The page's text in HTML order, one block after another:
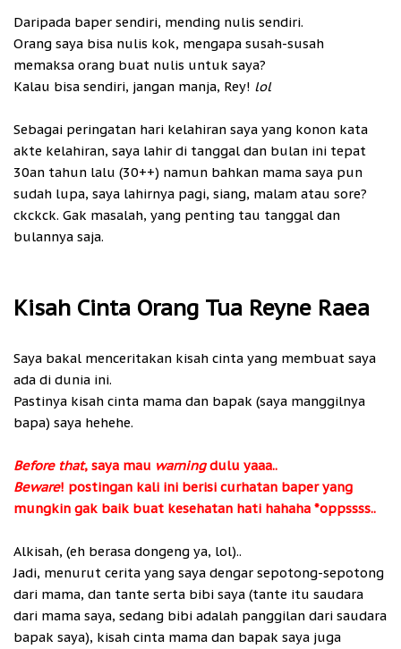
Daripada baper sendiri, mending nulis sendiri.
Orang saya bisa nulis kok, mengapa susah-susah
memaksa orang buat nulis untuk saya?
Kalau bisa sendiri, jangan manja, Rey! lol
Sebagai peringatan hari kelahiran saya yang konon kata
akte kelahiran, saya lahir di tanggal dan bulan ini tepat
30an tahun lalu (30++) namun bahkan mama saya pun
sudah lupa, saya lahirnya pagi, siang, malam atau sore?
ckckck. Gak masalah, yang penting tau tanggal dan
bulannya saja.
Kisah Cinta Orang Tua Reyne Raea
Saya bakal menceritakan kisah cinta yang membuat saya
ada di dunia ini.
Pastinya kisah cinta mama dan bapak (saya manggilnya
bapa) saya hehehe.
Before that, saya mau warningdulu yaaa..
Beware! postingan kali ini berisi curhatan baper yang
mungkin gak baik buat kesehatan hati hahaha *oppssss..
Alkisah, (eh berasa dongeng ya, lol)..
Jadi, menurut cerita yang saya dengar sepotong-sepotong
dari mama, dan tante serta bibi saya (tante itu saudara
dari mama saya, sedang bibi adalah panggilan dari saudara
bapak saya), kisah cinta mama dan bapak saya juga